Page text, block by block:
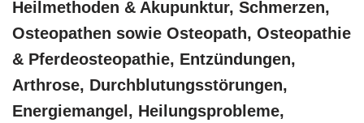
Heilmethoden & Akupunktur, Schmerzen,
Osteopathen sowie Osteopath, Osteopathie
& Pferdeosteopathie, Entzündungen,
Arthrose, Durchblutungsstörungen,
Energiemangel, Heilungsprobleme,